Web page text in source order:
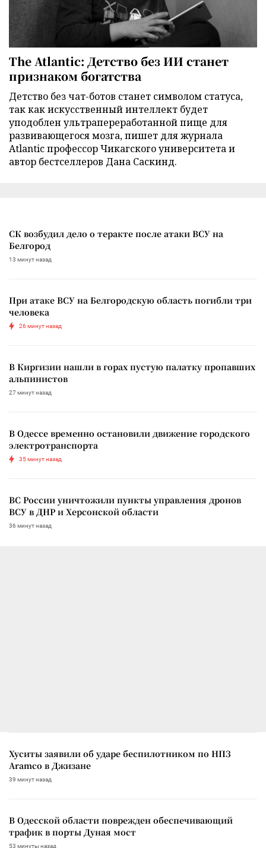
The Atlantic: Детство без ИИ станет
признаком богатства
Детство без чат-ботов станет символом статуса,
так как искусственный интеллект будет
уподоблен ультрапереработанной пище для
развивающегося мозга, пишет для журнала
Atlantic профессор Чикагского университета и
автор бестселлеров Дана Саскинд.
СК возбудил дело о теракте после атаки ВСУ на
Белгород
13 минут назад
При атаке ВСУ на Белгородскую область погибли три
человека
26 минут назад
В Киргизии нашли в горах пустую палатку пропавших
альпинистов
27 минут назад
В Одессе временно остановили движение городского
электротранспорта
35 минут назад
ВС России уничтожили пункты управления дронов
ВСУ в ДНР и Херсонской области
36 минут назад
Хуситы заявили об ударе беспилотником по НПЗ
Aramco в Джизане
39 минут назад
В Одесской области поврежден обеспечивающий
трафик в порты Дуная мост
53 минуты назад